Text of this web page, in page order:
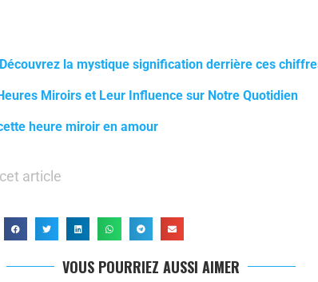
la mystique signification derrière ces
Miroirs et Leur Influence sur Notre Quotidien
heure miroir en amour
article
VOUS POURRIEZ AUSSI AIMER